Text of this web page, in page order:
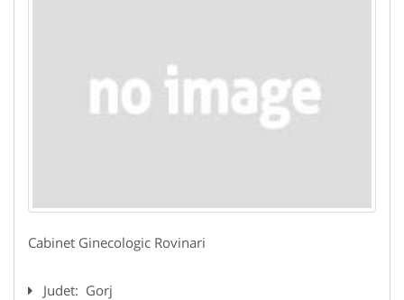
Cabinet Ginecologic Rovinari
Judet: Gorj